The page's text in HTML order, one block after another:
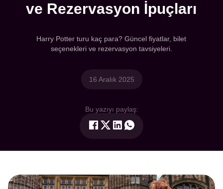
ve Rezervasyon İpuçları
Harry Potter turu kaç para? Güncel fiyatlar, bilet
seçenekleri ve rezervasyon tavsiyeleri.
16 Aralık 2025
Bu yazıyı paylaş: